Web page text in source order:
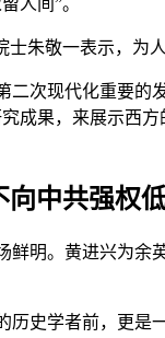
人间”。
朱敬一表示，为
二次现代化重要的
成果，来展示西
中共强权
鲜明。黄进兴为余
历史学者前，更是